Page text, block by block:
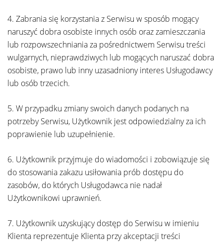
4. Zabrania się korzystania z Serwisu w sposób mogący
naruszyć dobra osobiste innych osób oraz zamieszczania
lub rozpowszechniania za pośrednictwem Serwisu treści
wulgarnych, nieprawdziwych lub mogących naruszać dobra
osobiste, prawo lub inny uzasadniony interes Usługodawcy
lub osób trzecich.
5. W przypadku zmiany swoich danych podanych na
potrzeby Serwisu, Użytkownik jest odpowiedzialny za ich
poprawienie lub uzupełnienie.
6. Użytkownik przyjmuje do wiadomości i zobowiązuje się
do stosowania zakazu usiłowania prób dostępu do
zasobów, do których Usługodawca nie nadał
Użytkownikowi uprawnień.
7. Użytkownik uzyskujący dostęp do Serwisu w imieniu
Klienta reprezentuje Klienta przy akceptacji treści